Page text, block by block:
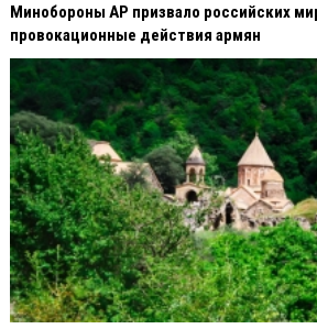
Минобороны АР призвало российских
провокационные действия армян